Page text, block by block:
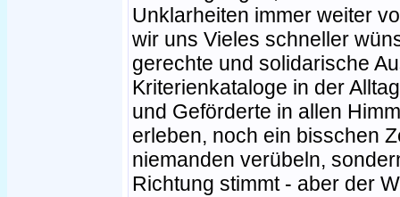
Unklarheiten immer weiter
wir uns Vieles schneller
gerechte und solidarische
Kriterienkataloge in der
und Geförderte in allen
erleben, noch ein bisschen
niemanden verübeln,
Richtung stimmt - aber der